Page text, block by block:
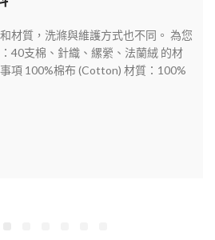
材質，洗滌與維護方式也不同。 為您
40支棉、針織、縲縈、法蘭絨 的材
項 100%棉布 (Cotton) 材質：100%